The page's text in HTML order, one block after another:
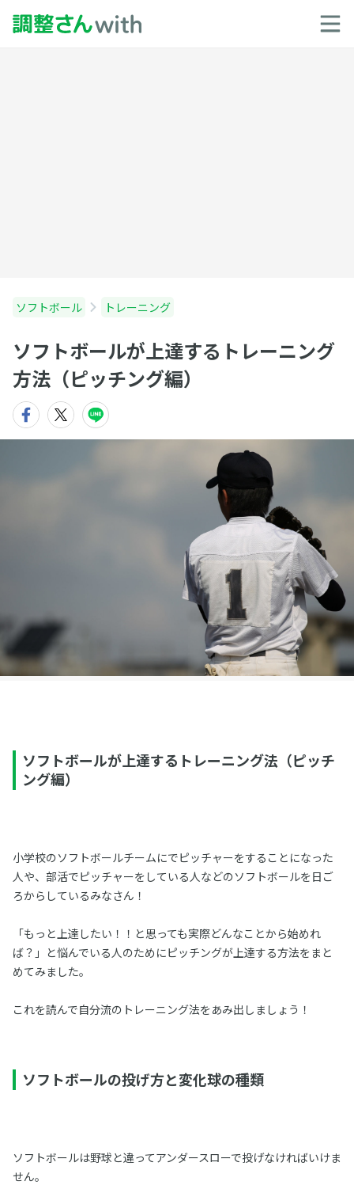
ソフトボール トレーニング
ソフトボールが上達するトレーニング
方法（ピッチング編）
ソフトボールが上達するトレーニング法（ピッチ
ング編）
小学校のソフトボールチームにでピッチャーをすることになった
人や、部活でピッチャーをしている人などのソフトボールを日ご
ろからしているみなさん！
「もっと上達したい！！と思っても実際どんなことから始めれ
ば？」と悩んでいる人のためにピッチングが上達する方法をまと
めてみました。
これを読んで自分流のトレーニング法をあみ出しましょう！
ソフトボールの投げ方と変化球の種類
ソフトボールは野球と違ってアンダースローで投げなければいけま
せん。